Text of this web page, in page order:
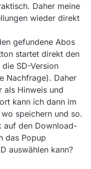
Daher meine
wieder direkt
gefundene Abos
startet direkt den
SD-Version
Nachfrage). Daher
als Hinweis und
kann ich dann im
speichern und so.
auf den Download-
das Popup
auswählen kann?